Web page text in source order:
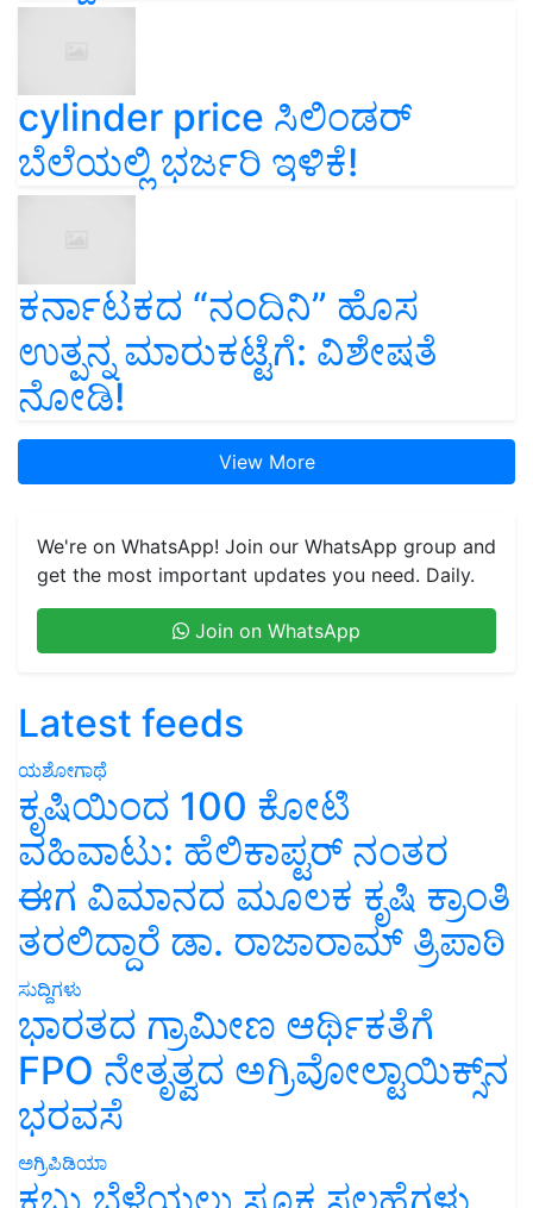
cylinder price ಸಿಲಿಂಡರ್‌
ಬೆಲೆಯಲ್ಲಿ ಭರ್ಜರಿ ಇಳಿಕೆ!
ಕರ್ನಾಟಕದ “ನಂದಿನಿ” ಹೊಸ
ಉತ್ಪನ್ನ ಮಾರುಕಟ್ಟೆಗೆ: ವಿಶೇಷತೆ
ನೋಡಿ!
View More
We're on WhatsApp! Join our WhatsApp group and
get the most important updates you need. Daily.
Join on WhatsApp
Latest feeds
ಯಶೋಗಾಥೆ
ಕೃಷಿಯಿಂದ 100 ಕೋಟಿ
ವಹಿವಾಟು: ಹೆಲಿಕಾಪ್ಟರ್ ನಂತರ
ಈಗ ವಿಮಾನದ ಮೂಲಕ ಕೃಷಿ ಕ್ರಾಂತಿ
ತರಲಿದ್ದಾರೆ ಡಾ. ರಾಜಾರಾಮ್ ತ್ರಿಪಾಠಿ
ಸುದ್ದಿಗಳು
ಭಾರತದ ಗ್ರಾಮೀಣ ಆರ್ಥಿಕತೆಗೆ
FPO ನೇತೃತ್ವದ ಅಗ್ರಿವೋಲ್ಟಾಯಿಕ್ಸ್‌ನ
ಭರವಸೆ
ಅಗ್ರಿಪಿಡಿಯಾ
ಕಬ್ಬು ಬೆಳೆಯಲು ಸೂಕ್ತ ಸಲಹೆಗಳು